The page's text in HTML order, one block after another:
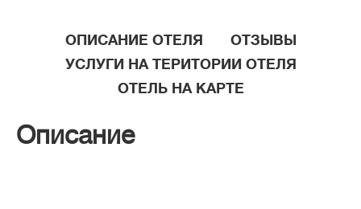
ОПИСАНИЕ ОТЕЛЯ
ОТЗЫВЫ
УСЛУГИ НА ТЕРИТОРИИ ОТЕЛЯ
ОТЕЛЬ НА КАРТЕ
Описание